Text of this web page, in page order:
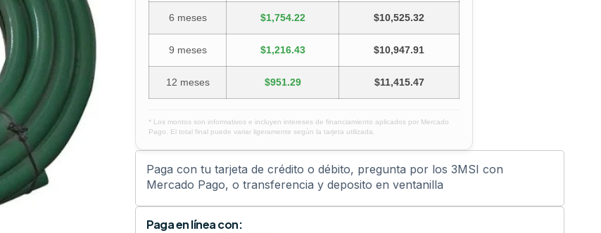
6 meses $1,754.22 $10,525.32
9 meses $1,216.43 $10,947.91
12 meses $951.29 $11,415.47
* Los montos son informativos e incluyen intereses de financiamiento aplicados por Mercado
Pago. El total final puede variar ligeramente según la tarjeta utilizada.
Paga con tu tarjeta de crédito o débito, pregunta por los 3MSI con
Mercado Pago, o transferencia y deposito en ventanilla
Paga en línea con: